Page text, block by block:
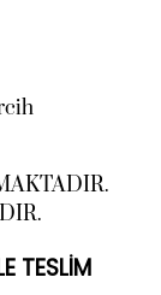
TESLİM